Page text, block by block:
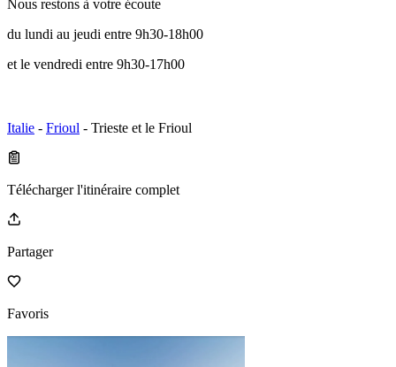
Nous restons à votre écoute
du lundi au jeudi entre 9h30-18h00
et le vendredi entre 9h30-17h00
Italie - Frioul - Trieste et le Frioul
Télécharger l'itinéraire complet
Partager
Favoris